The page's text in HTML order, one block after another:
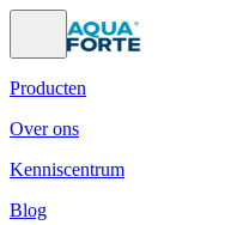
Producten
Over ons
Kenniscentrum
Blog